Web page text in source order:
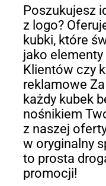
Poszukujesz
z logo?
kubki, które
jako
Klientów czy
reklamowe
każdy kubek
nośnikiem
z naszej
w oryginalny
to prosta
promocji!